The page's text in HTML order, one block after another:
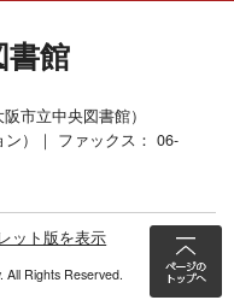
書館
市立中央図書館）
ン）｜ ファックス： 06-
ット版を表示
All Rights Reserved.